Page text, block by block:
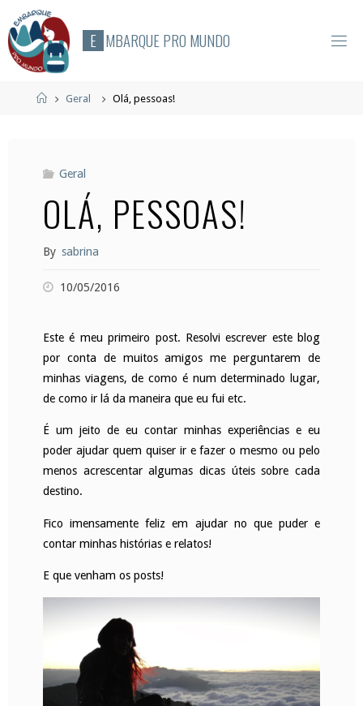
to
content
E MBARQUEPRO MUNDO
HomeGeral Olá, pessoas!
Geral
OLÁ, PESSOAS!
By sabrina
10/05/2016
Este é meu primeiro post. Resolvi escrever este blog
por conta de muitos amigos me perguntarem de
minhas viagens, de como é num determinado lugar,
de como ir lá da maneira que eu fui etc.
É um jeito de eu contar minhas experiências e eu
poder ajudar quem quiser ir e fazer o mesmo ou pelo
menos acrescentar algumas dicas úteis sobre cada
destino.
Fico imensamente feliz em ajudar no que puder e
contar minhas histórias e relatos!
E que venham os posts!